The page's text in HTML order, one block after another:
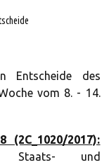
Entscheide des
vom 8. - 14.
2017):
Staats- und